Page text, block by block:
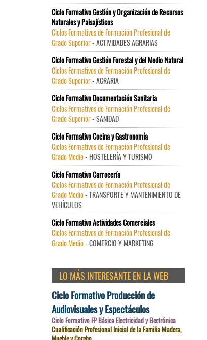
Ciclo Formativo Gestión y Organización de Recursos
Naturales y Paisajísticos
Ciclos Formativos de Formación Profesional de
Grado Superior- ACTIVIDADES AGRARIAS
Ciclo Formativo Gestión Forestal y del Medio Natural
Ciclos Formativos de Formación Profesional de
Grado Superior- AGRARIA
Ciclo Formativo Documentación Sanitaria
Ciclos Formativos de Formación Profesional de
Grado Superior- SANIDAD
Ciclo Formativo Cocina y Gastronomía
Ciclos Formativos de Formación Profesional de
Grado Medio- HOSTELERÍA Y TURISMO
Ciclo Formativo Carrocería
Ciclos Formativos de Formación Profesional de
Grado Medio- TRANSPORTE Y MANTENIMIENTO DE
VEHÍCULOS
Ciclo Formativo Actividades Comerciales
Ciclos Formativos de Formación Profesional de
Grado Medio- COMERCIO Y MARKETING
LO MÁS INTERESANTE EN LA WEB
Ciclo Formativo Producción de
Audiovisuales y Espectáculos
Ciclo Formativo FP Básica Electricidad y Electrónica
Cualificación Profesional Inicial de la Familia Madera,